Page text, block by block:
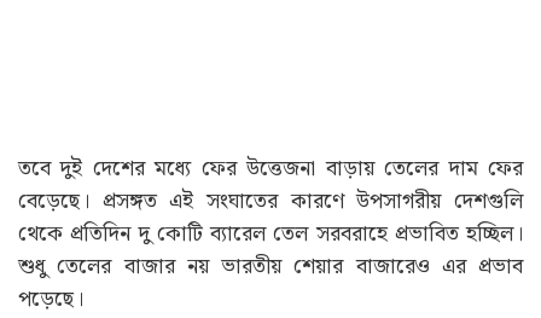
তবে দুই দেশের মধ্যে ফের উত্তেজনা বাড়ায় তেলের দাম ফের
বেড়েছে। প্রসঙ্গত এই সংঘাতের কারণে উপসাগরীয় দেশগুলি
থেকে প্রতিদিন দু কোটি ব্যারেল তেল সরবরাহে প্রভাবিত হচ্ছিল।
শুধু তেলের বাজার নয় ভারতীয় শেয়ার বাজারেও এর প্রভাব
পড়েছে।